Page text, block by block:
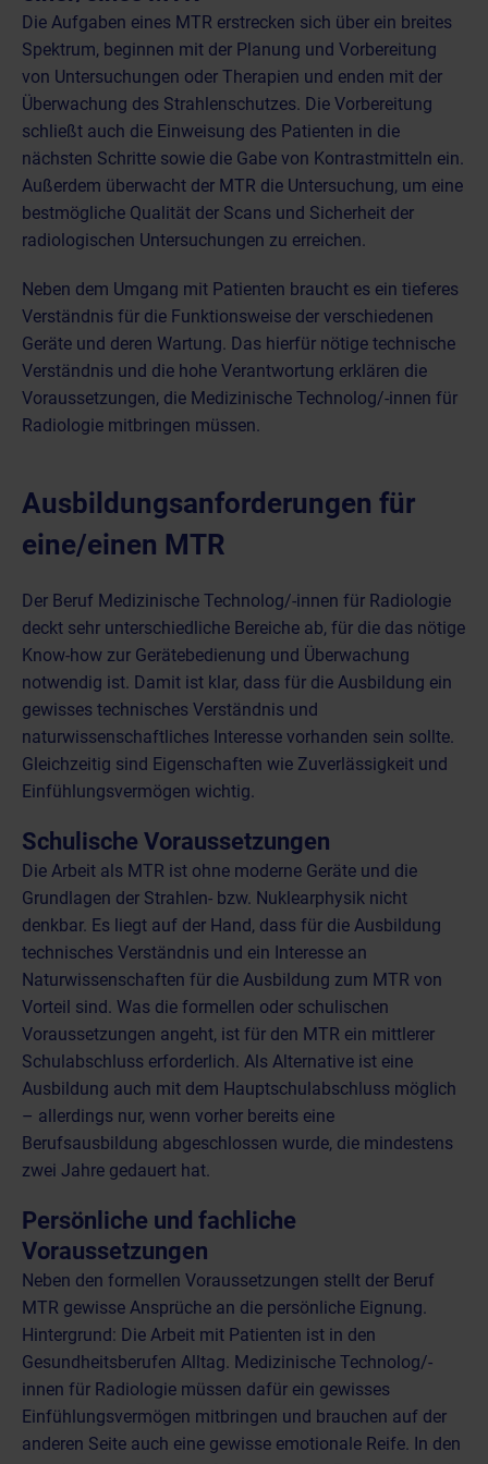
Die Aufgaben eines MTR erstrecken sich über ein breites
Spektrum, beginnen mit der Planung und Vorbereitung
von Untersuchungen oder Therapien und enden mit der
Überwachung des Strahlenschutzes. Die Vorbereitung
schließt auch die Einweisung des Patienten in die
nächsten Schritte sowie die Gabe von Kontrastmitteln ein.
Außerdem überwacht der MTR die Untersuchung, um eine
bestmögliche Qualität der Scans und Sicherheit der
radiologischen Untersuchungen zu erreichen.
Neben dem Umgang mit Patienten braucht es ein tieferes
Verständnis für die Funktionsweise der verschiedenen
Geräte und deren Wartung. Das hierfür nötige technische
Verständnis und die hohe Verantwortung erklären die
Voraussetzungen, die Medizinische Technolog/-innen für
Radiologie mitbringen müssen.
Ausbildungsanforderungen für
eine/einen MTR
Der Beruf Medizinische Technolog/-innen für Radiologie
deckt sehr unterschiedliche Bereiche ab, für die das nötige
Know-how zur Gerätebedienung und Überwachung
notwendig ist. Damit ist klar, dass für die Ausbildung ein
gewisses technisches Verständnis und
naturwissenschaftliches Interesse vorhanden sein sollte.
Gleichzeitig sind Eigenschaften wie Zuverlässigkeit und
Einfühlungsvermögen wichtig.
Schulische Voraussetzungen
Die Arbeit als MTR ist ohne moderne Geräte und die
Grundlagen der Strahlen- bzw. Nuklearphysik nicht
denkbar. Es liegt auf der Hand, dass für die Ausbildung
technisches Verständnis und ein Interesse an
Naturwissenschaften für die Ausbildung zum MTR von
Vorteil sind. Was die formellen oder schulischen
Voraussetzungen angeht, ist für den MTR ein mittlerer
Schulabschluss erforderlich. Als Alternative ist eine
Ausbildung auch mit dem Hauptschulabschluss möglich
– allerdings nur, wenn vorher bereits eine
Berufsausbildung abgeschlossen wurde, die mindestens
zwei Jahre gedauert hat.
Persönliche und fachliche
Voraussetzungen
Neben den formellen Voraussetzungen stellt der Beruf
MTR gewisse Ansprüche an die persönliche Eignung.
Hintergrund: Die Arbeit mit Patienten ist in den
Gesundheitsberufen Alltag. Medizinische Technolog/-
innen für Radiologie müssen dafür ein gewisses
Einfühlungsvermögen mitbringen und brauchen auf der
anderen Seite auch eine gewisse emotionale Reife. In den